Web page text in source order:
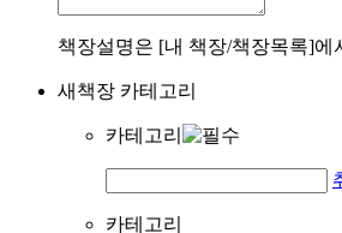
책장설명은 [내 책장/책장목록]에
새책장 카테고리
카테고리
카테고리